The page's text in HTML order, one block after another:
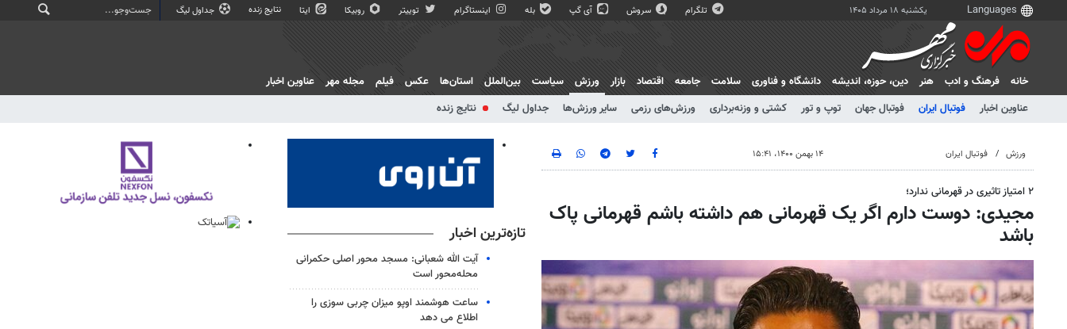
یکشنبه ۱۸ مرداد ۱۴۰۵ تلگرام سروش آی گپ بله اینستاگرام توییتر روبیکا ایتا نتایج زنده جداول لیگ
خانه فرهنگ و ادب هنر دين، حوزه، انديشه دانشگاه و فناوری سلامت جامعه اقتصاد بازار
ورزش
عناوین اخبار
فوتبال ایران فوتبال جهان توپ و تور کشتی و وزنه‌برداری ورزش‌های رزمی سایر ورزش‌ها جداول لیگ نتایج زنده
سیاست بین‌الملل استان‌ها عکس فیلم مجله مهر عناوین اخبار
ورزش فوتبال ایران ۱۴ بهمن ۱۴۰۰، ۱۵:۴۱
۲ امتیاز تاثیری در قهرمانی ندارد؛
مجیدی: دوست دارم اگر یک قهرمانی هم داشته باشم قهرمانی پاک
باشد تازه‌ترین اخبار
آیت الله شعبانی: مسجد محور اصلی حکمرانی
محله‌محور است
ساعت هوشمند اوپو میزان چربی سوزی را
اطلاع می دهد